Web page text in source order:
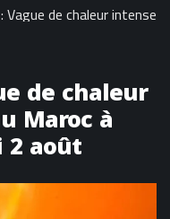
de chaleur intense
de chaleur
Maroc à
2 août